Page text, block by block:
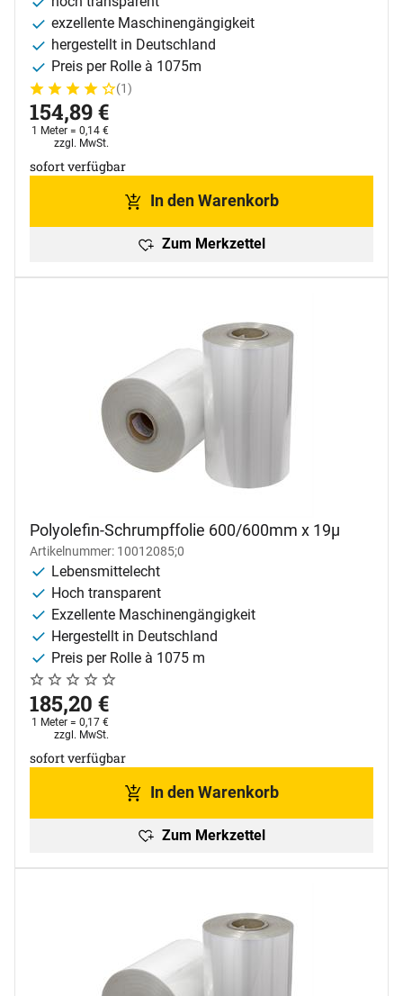
exzellente Maschinengängigkeit
hergestellt in Deutschland
Preis per Rolle à 1075m
Bewertung: 4 von 5 (1 Bewertungen)
1 Bewertung
(1)
154,89€
1 Meter = 0,14 €
Steuerhinweis:
zzgl. MwSt.
sofort verfügbar
In den Warenkorb
Zum Merkzettel
Polyolefin-Schrumpffolie 600/600mm x 19µ
Artikelnummer: 10012085;0
Lebensmittelecht
Hoch transparent
Exzellente Maschinengängigkeit
Hergestellt in Deutschland
Preis per Rolle à 1075 m
Noch keine Bewertungen abgegeben
0 Bewertungen
185,20 €
1 Meter = 0,17 €
Steuerhinweis:
zzgl. MwSt.
sofort verfügbar
In den Warenkorb
Zum Merkzettel